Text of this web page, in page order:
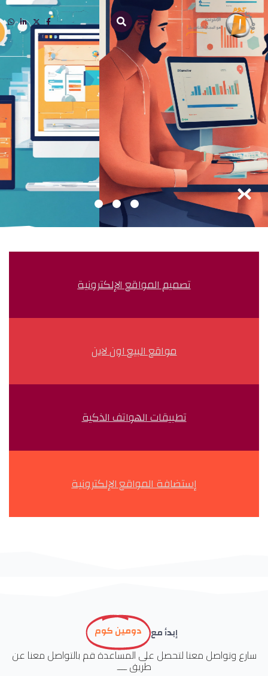
تصميم المواقع الإلكترونية
مواقع البيع اون لاين
تطبيقات الهواتف الذكية
إستضافة المواقع الإلكترونية
إبدأ مع دومين كوم
سارع وتواصل معنا لتحصل على المساعدة قم بالتواصل معنا عن
طريق ــــ